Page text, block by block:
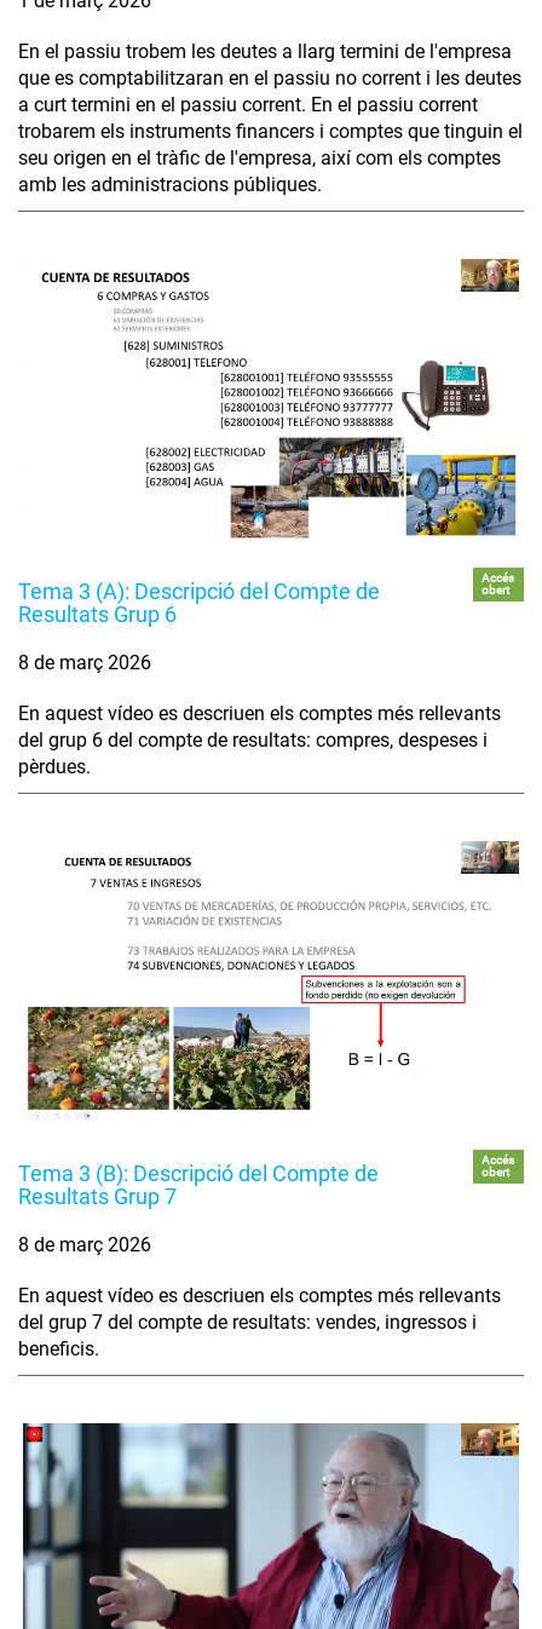
En el passiu trobem les deutes a llarg termini de l'empresa
que es comptabilitzaran en el passiu no corrent i les deutes
a curt termini en el passiu corrent. En el passiu corrent
trobarem els instruments financers i comptes que tinguin el
seu origen en el tràfic de l'empresa, així com els comptes
amb les administracions públiques.
Tema 3 (A): Descripció del Compte de
Resultats Grup 6
Accés
obert
8 de març 2026
En aquest vídeo es descriuen els comptes més rellevants
del grup 6 del compte de resultats: compres, despeses i
pèrdues.
Tema 3 (B): Descripció del Compte de
Resultats Grup 7
Accés
obert
8 de març 2026
En aquest vídeo es descriuen els comptes més rellevants
del grup 7 del compte de resultats: vendes, ingressos i
beneficis.